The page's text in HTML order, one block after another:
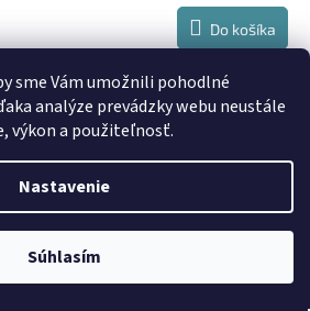
sme Vám umožnili pohodlné
analýze prevádzky webu neustále
výkon a použiteľnosť.
Nastavenie
Súhlasím
Do košíka